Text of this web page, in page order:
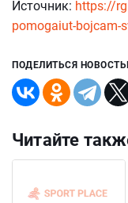
Источник: https://
pomogaiut-bojcam-
ПОДЕЛИТЬСЯ
Читайте